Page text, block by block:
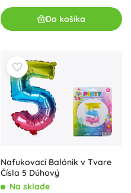
Do košíka
Nafukovací Balónik v Tvare
Čísla 5 Dúhový
Na sklade